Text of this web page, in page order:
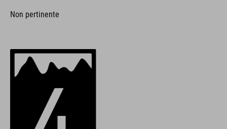
Non pertinente